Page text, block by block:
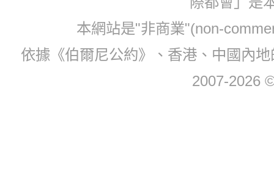
本網站是"非商業"(non-
依據《伯爾尼公約》、香港、中國內
2007-2026